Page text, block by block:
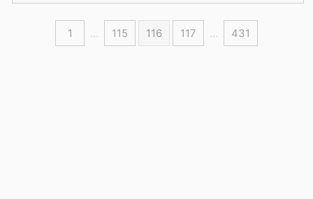
1 … 115 116 117 … 431